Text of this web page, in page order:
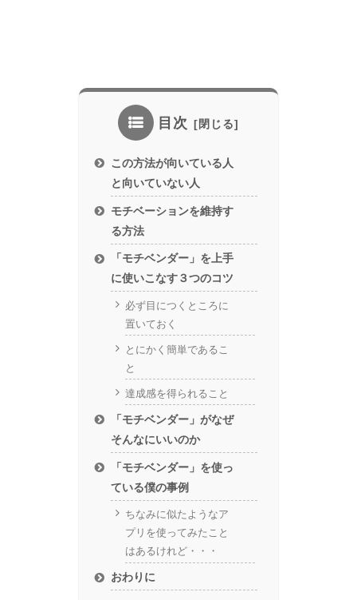
目次
この方法が向いている人
と向いていない人
モチベーションを維持す
る方法
「モチベンダー」を上手
に使いこなす３つのコツ
必ず目につくところに
置いておく
とにかく簡単であるこ
と
達成感を得られること
「モチベンダー」がなぜ
そんなにいいのか
「モチベンダー」を使っ
ている僕の事例
ちなみに似たようなア
プリを使ってみたこと
はあるけれど・・・
おわりに